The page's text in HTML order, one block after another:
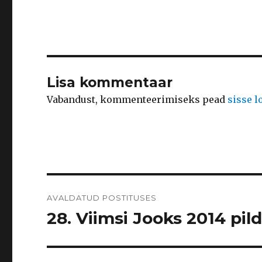
Lisa kommentaar
Vabandust, kommenteerimiseks pead sisse
AVALDATUD POSTITUSES
28. Viimsi Jooks 2014